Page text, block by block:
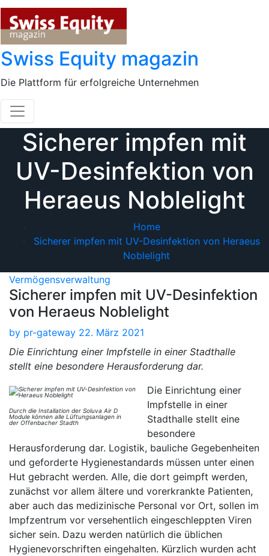
Skip
content
Swiss Equity magazin
Die Plattform für erfolgreiche Unternehmen
Sicherer impfen mit
UV-Desinfektion von
Heraeus Noblelight
Home
Sicherer impfen mit UV-Desinfektion von Heraeus
Noblelight
Vermögensverwaltung
Sicherer impfen mit UV-Desinfektion
von Heraeus Noblelight
by pr-gateway 22. März 2021
Die Einrichtung einer Impfstelle in einer Stadthalle
stellt eine besondere Herausforderung dar.
Durch die Installation der Soluva Air D
Module können alle Lüftungsanlagen in
der Offenbacher Stadth
Die Einrichtung einer
Impfstelle in einer
Stadthalle stellt eine
besondere
Herausforderung dar. Logistik, bauliche Gegebenheiten
und geforderte Hygienestandards müssen unter einen
Hut gebracht werden. Alle, die dort geimpft werden,
zunächst vor allem ältere und vorerkrankte Patienten,
aber auch das medizinische Personal vor Ort, sollen im
Impfzentrum vor versehentlich eingeschleppten Viren
sicher sein. Dazu werden natürlich die üblichen
Hygienevorschriften eingehalten. Kürzlich wurden acht